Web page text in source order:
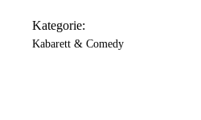
Kategorie:
Kabarett & Comedy